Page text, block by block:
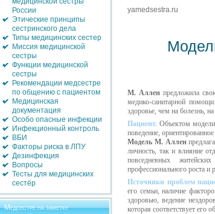
России
Этические принципы
сестринского дела
Типы медицинских сестер
Миссия медицинской
сестры
Функции медицинской
сестры
Рекомендации медсестре
по общению с пациентом
Медицинская
документация
Особо опасные инфекции
Инфекционный контроль
ВБИ
Факторы риска в ЛПУ
Дезинфекция
Вопросы
Тесты для медицинских
сестёр
Медсестре на заметку
yamedsestra.ru
М. Аллен предложила
медико-санитарной
здоровье, чем на болезнь,
Пациент. Объектом модели
поведение,
Модель М. Аллен
личность, так и влияние
повседневных
профессионального роста и
Источники проблем
его семьи, наличие
здоровью, ведение
которая соответствует его